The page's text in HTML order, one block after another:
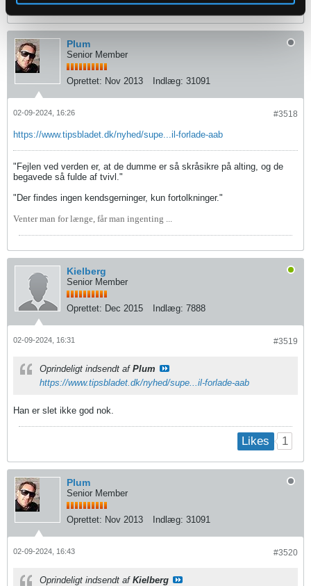
Plum
Senior Member
Oprettet: Nov 2013 Indlæg: 31091
#3518
02-09-2024, 16:26
https://www.tipsbladet.dk/nyhed/supe...il-forlade-aab
"Fejlen ved verden er, at de dumme er så skråsikre på alting, og de
begavede så fulde af tvivl."
"Der findes ingen kendsgerninger, kun fortolkninger."
Venter man for længe, får man ingenting ...
Kielberg
Senior Member
Oprettet: Dec 2015 Indlæg: 7888
#3519
02-09-2024, 16:31
Oprindeligt indsendt af Plum
https://www.tipsbladet.dk/nyhed/supe...il-forlade-aab
Han er slet ikke god nok.
Likes 1
Plum
Senior Member
Oprettet: Nov 2013 Indlæg: 31091
#3520
02-09-2024, 16:43
Oprindeligt indsendt af Kielberg